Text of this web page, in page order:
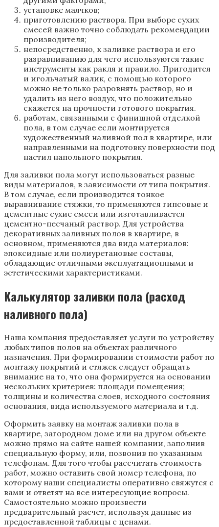
установке маячков;
приготовлению раствора. При выборе сухих
смесей важно точно соблюдать рекомендации
производителя;
непосредственно, к заливке раствора и его
разравниванию для чего используются такие
инструменты как ракля и правило. Пригодится
и игольчатый валик, с помощью которого
можно не только разровнять раствор, но и
удалить из него воздух, что положительно
скажется на прочности готового покрытия.
работам, связанными с финишной отделкой
пола, в том случае если монтируется
художественный наливной пол в квартире, или
направленными на подготовку поверхности под
настил напольного покрытия.
Для заливки пола могут использоваться разные
виды материалов, в зависимости от типа покрытия.
В том случае, если производится тонкое
выравнивание стяжки, то применяются гипсовые и
цементные сухие смеси или изготавливается
цементно-песчаный раствор. Для устройства
декоративных заливных полов в квартире, в
основном, применяются два вида материалов:
эпоксидные или полиуретановые составы,
обладающие отличными эксплуатационными и
эстетическими характеристиками.
Калькулятор заливки пола (расход
наливного пола)
Наша компания предоставляет услуги по устройству
любых типов полов на объектах различного
назначения. При формировании стоимости работ по
монтажу покрытий и стяжек следует обращать
внимание на то, что она формируется на основании
нескольких критериев: площади помещения;
толщины и количества слоев, исходного состояния
основания, вида используемого материала и т.д.
Оформить заявку на монтаж заливки пола в
квартире, загородном доме или на другом объекте
можно прямо на сайте нашей компании, заполнив
специальную форму, или, позвонив по указанным
телефонам. Для того чтобы рассчитать стоимость
работ, можно оставить свой номер телефона, по
которому наши специалисты оперативно свяжутся с
вами и ответят на все интересующие вопросы.
Самостоятельно можно произвести
предварительный расчет, используя данные из
предоставленной таблицы с ценами.